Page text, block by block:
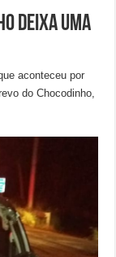
deixa uma
aconteceu por
do Chocodinho,